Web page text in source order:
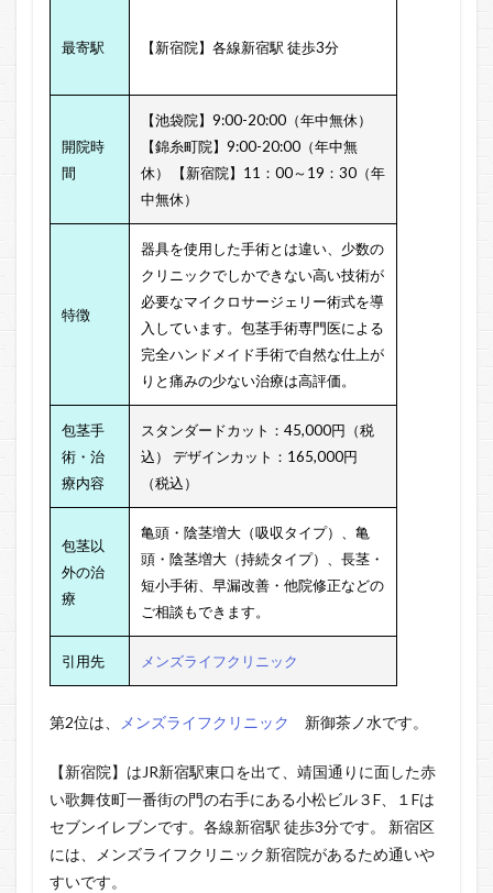
最寄駅 【新宿院】各線新宿駅 徒歩3分
開院時
間
【池袋院】9:00-20:00（年中無休）
【錦糸町院】9:00-20:00（年中無
休）
【新宿院】11：00～19：30（年
中無休）
特徴
器具を使用した手術とは違い、少数の
クリニックでしかできない高い技術が
必要なマイクロサージェリー術式を導
入しています。包茎手術専門医による
完全ハンドメイド手術で自然な仕上が
りと痛みの少ない治療は高評価。
包茎手
術・治
療内容
スタンダードカット：45,000円（税
込） デザインカット：165,000円
（税込）
包茎以
外の治
療
亀頭・陰茎増大（吸収タイプ）、 亀
頭・陰茎増大（持続タイプ）、 長茎・
短小手術、早漏改善・他院修正などの
ご相談もできます。
引用先 メンズライフクリニック
第2位は、 メンズライフクリニック 新御茶ノ水です。
【新宿院】はJR新宿駅東口を出て、靖国通りに面した赤
い歌舞伎町一番街の門の右手にある小松ビル３F、１Fは
セブンイレブンです。各線新宿駅 徒歩3分です。 新宿区
には、メンズライフクリニック新宿院があるため通いや
すいです。